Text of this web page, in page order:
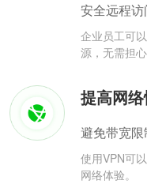
安全远程访
企业员工可
源，无需担心
提高网
避免带宽限
使用VPN可
网络体验。